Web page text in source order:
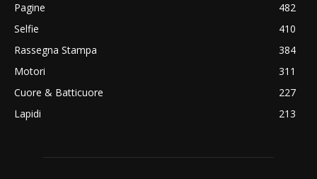
Pagine
482
Selfie
410
Rassegna Stampa
384
Motori
311
Cuore & Batticuore
227
Lapidi
213